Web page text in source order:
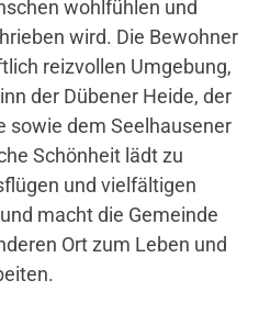
wohlfühlen und
wird. Die Bewohner
reizvollen Umgebung,
der Dübener Heide, der
sowie dem Seelhausener
Schönheit lädt zu
und vielfältigen
macht die Gemeinde
Ort zum Leben und